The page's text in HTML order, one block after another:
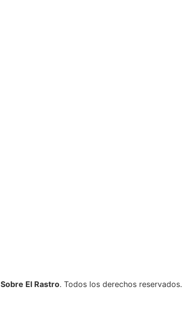
Sobre El Rastro. Todos los derechos reservados.